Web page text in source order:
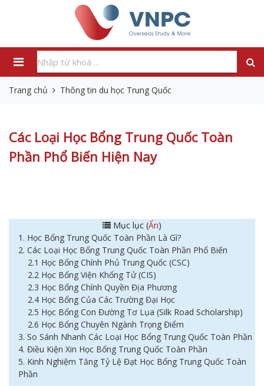
Trang chủ Thông tin du học Trung Quốc
Các Loại Học Bổng Trung Quốc Toàn
Phần Phổ Biến Hiện Nay
Mục lục (Ẩn)
1. Học Bổng Trung Quốc Toàn Phần Là Gì?
2. Các Loại Học Bổng Trung Quốc Toàn Phần Phổ Biến
2.1 Học Bổng Chính Phủ Trung Quốc (CSC)
2.2 Học Bổng Viện Khổng Tử (CIS)
2.3 Học Bổng Chính Quyền Địa Phương
2.4 Học Bổng Của Các Trường Đại Học
2.5 Học Bổng Con Đường Tơ Lụa (Silk Road Scholarship)
2.6 Học Bổng Chuyên Ngành Trọng Điểm
3. So Sánh Nhanh Các Loại Học Bổng Trung Quốc Toàn Phần
4. Điều Kiện Xin Học Bổng Trung Quốc Toàn Phần
5. Kinh Nghiệm Tăng Tỷ Lệ Đạt Học Bổng Trung Quốc Toàn
Phần